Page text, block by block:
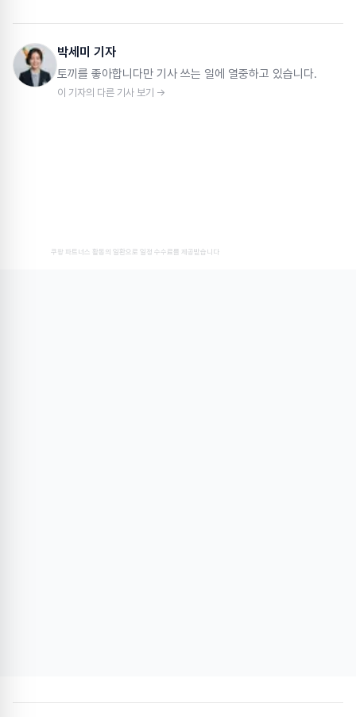
박세미 기자
토끼를 좋아합니다만 기사 쓰는 일에 열중하고 있습니다.
이 기자의 다른 기사 보기 →
쿠팡 파트너스 활동의 일환으로 일정 수수료를 제공받습니다